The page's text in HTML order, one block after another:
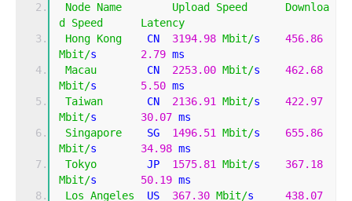
Node Name Upload Speed
Downloa
d
Speed
Latency
Hong Kong
    CN
3194.98 Mbit/s 456.86
Mbit/s 2.79
Macau
        CN
2253.00 Mbit/s 462.68
Mbit/s 5.50
Taiwan
       CN
2136.91 Mbit/s 422.97
Mbit/s 30.07
Singapore
    SG
1496.51 Mbit/s 655.86
Mbit/s 34.98
Tokyo
        JP
1575.81 Mbit/s 367.18
Mbit/s 50.19
Los Angeles
  US
367.30 Mbit/s 438.07